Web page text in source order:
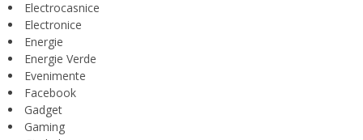
Electrocasnice
Electronice
Energie
Energie Verde
Evenimente
Facebook
Gadget
Gaming